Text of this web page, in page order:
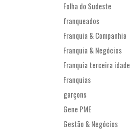
Folha do Sudeste
franqueados
Franquia & Companhia
Franquia & Negócios
Franquia terceira idade
Franquias
garçons
Gene PME
Gestão & Negócios